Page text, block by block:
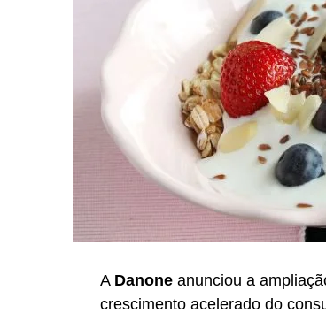
A Danone anunciou a
crescimento acelerado do